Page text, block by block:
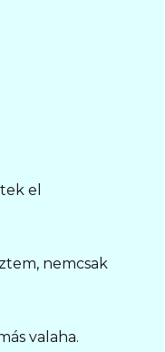
el
nemcsak
valaha.